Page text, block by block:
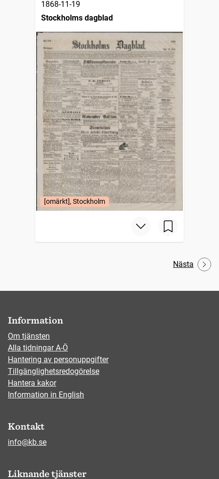
1868-11-19
Stockholms dagblad
[omärkt], Stockholm
Nästa
Information
Om tjänsten
Alla tidningar A-Ö
Hantering av personuppgifter
Tillgänglighetsredogörelse
Hantera kakor
Information in English
Kontakt
info@kb.se
Liknande tjänster